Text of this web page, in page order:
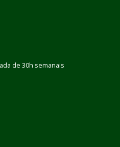
de 30h semanais